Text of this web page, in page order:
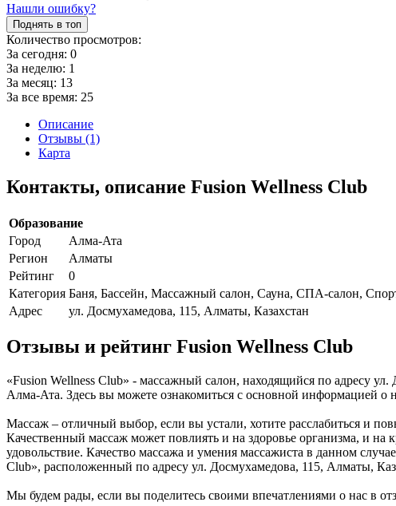
Нашли ошибку?
Поднять в топ
Количество просмотров:
За сегодня: 0
За неделю: 1
За месяц: 13
За все время: 25
Описание
Отзывы (1)
Карта
Контакты, описание Fusion Wellness Club
Образование
Город
Алма-Ата
Регион
Алматы
Рейтинг
0
Категория Баня, Бассейн, Массажный салон, Сауна, СПА-салон,
Адрес
ул. Досмухамедова, 115, Алматы, Казахстан
Отзывы и рейтинг Fusion Wellness Club
«Fusion Wellness Club» - массажный салон, находящийся по адресу
Алма-Ата. Здесь вы можете ознакомиться с основной информацией
Массаж – отличный выбор, если вы устали, хотите расслабиться и
Качественный массаж может повлиять и на здоровье организма, и
удовольствие. Качество массажа и умения массажиста в данном
Club», расположенный по адресу ул. Досмухамедова, 115, Алматы,
Мы будем рады, если вы поделитесь своими впечатлениями о нас в